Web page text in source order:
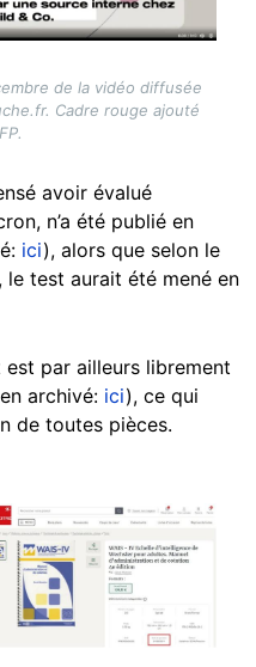
de la vidéo diffusée
Cadre rouge ajouté
avoir évalué
n’a été publié en
ici), alors que selon le
test aurait été mené en
par ailleurs librement
archivé: ici), ce qui
de toutes pièces.